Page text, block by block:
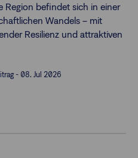
Region befindet sich in einer
Wandels – mit
Resilienz und attraktiven
- 08. Jul 2026